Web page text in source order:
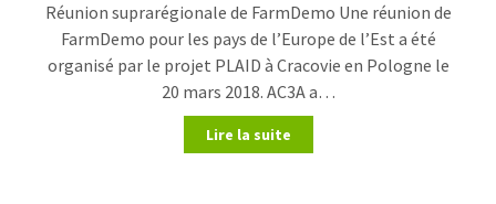
Réunion suprarégionale de FarmDemo Une réunion de
FarmDemo pour les pays de l’Europe de l’Est a été
organisé par le projet PLAID à Cracovie en Pologne le
20 mars 2018. AC3A a…
Lire la suite